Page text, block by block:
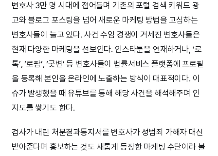
변호사 3만 명 시대에 접어들며 기존의 포털 검색 키워드 광
고와 블로그 포스팅을 넘어 새로운 마케팅 방법을 고심하는
변호사들이 늘고 있다. 사건 수임 경쟁이 거세진 변호사들은
현재 다양한 마케팅을 선보인다. 인스타툰을 연재하거나, ‘로
톡’, ‘로팜’, ‘굿변’ 등 변호사들이 법률서비스 플랫폼에 프로필
을 등록해 본인을 온라인에 노출하는 방식이 대표적이다. 이
슈가 발생했을 때 유튜브를 통해 해당 사건을 해석해주며 인
지도를 쌓기도 한다.
검사가 내린 처분결과통지서를 변호사가 성범죄 가해자 대신
받아준다며 홍보하는 것도 새롭게 등장한 마케팅 수단이라 볼